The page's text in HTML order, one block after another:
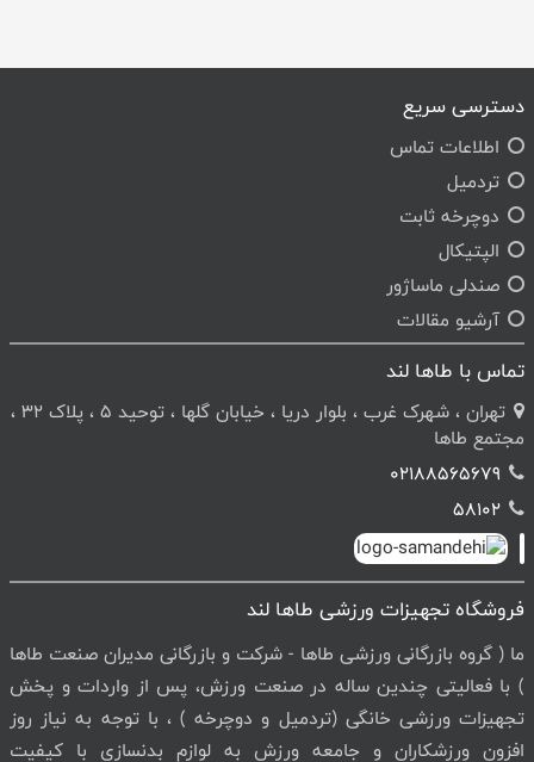
دسترسی سریع
اطلاعات تماس
تردمیل
دوچرخه ثابت
الپتیکال
صندلی ماساژور
آرشیو مقالات
تماس با طاها لند
تهران ، شهرک غرب ، بلوار دریا ، خیابان گلها ، توحید 5 ، پلاک 32 ،
مجتمع طاها
02188565679
58102
فروشگاه تجهیزات ورزشی طاها لند
ما ( گروه بازرگانی ورزشی طاها - شرکت و بازرگانی مدیران صنعت طاها
) با فعالیتی چندین ساله در صنعت ورزش، پس از واردات و پخش
تجهیزات ورزشی خانگی (تردمیل و دوچرخه ) ، با توجه به نیاز روز
افزون ورزشکاران و جامعه ورزش به لوازم بدنسازی با کیفیت